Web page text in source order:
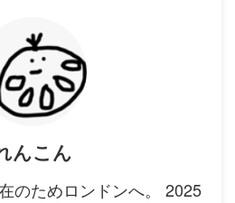
んこん
のためロンドンへ。 2025